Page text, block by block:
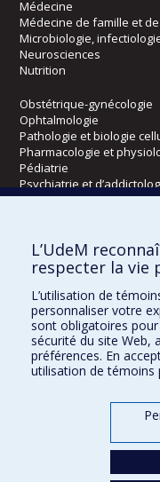
Médecine
Médecine de famille et
Microbiologie,
Neurosciences
Nutrition
Obstétrique-gynécologie
Ophtalmologie
Pathologie et biologie
Pharmacologie et
Pédiatrie
Psychiatrie et
Radiologie, radio-
Écoles
Orthophonie et
Réadaptation
Directions
L’UdeM
respecter la vie
L’utilisation de
personnaliser votre
sont obligatoires
sécurité du site Web,
préférences. En
utilisation de témoins